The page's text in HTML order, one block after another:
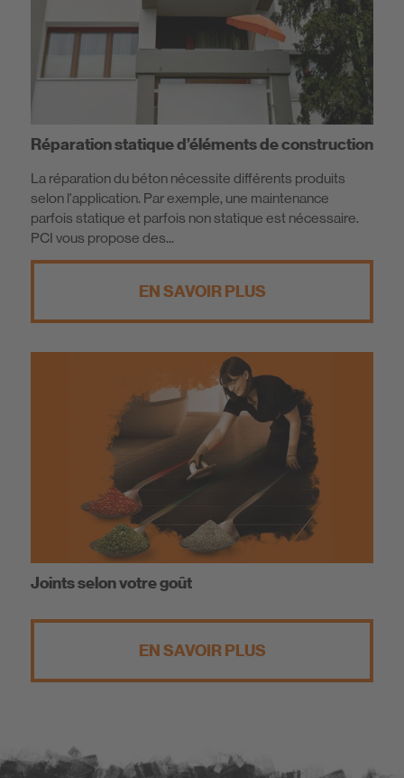
Réparation statique d’éléments de construction
La réparation du béton nécessite différents produits
selon l'application. Par exemple, une maintenance
parfois statique et parfois non statique est nécessaire.
PCI vous propose des...
EN SAVOIR PLUS
Joints selon votre goût
EN SAVOIR PLUS